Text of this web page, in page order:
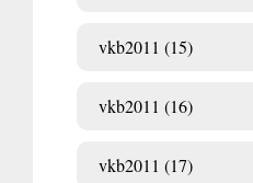
vkb2011 (15)
vkb2011 (16)
vkb2011 (17)